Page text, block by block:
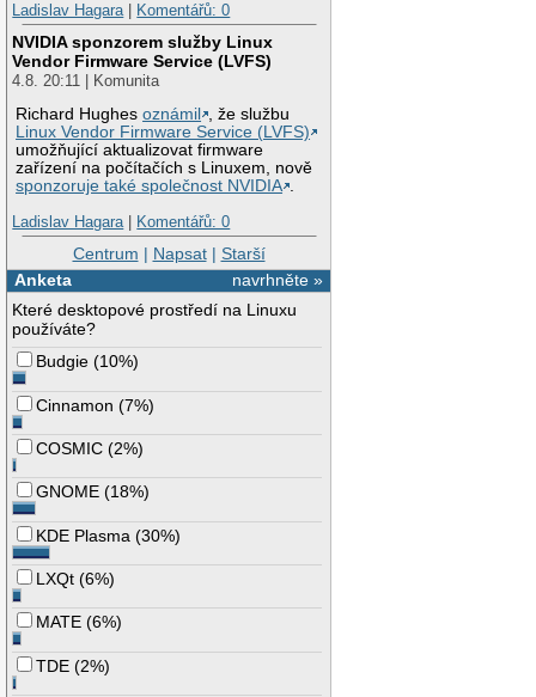
Ladislav Hagara| Komentářů: 0
NVIDIA sponzorem služby Linux
Vendor Firmware Service (LVFS)
4.8. 20:11 | Komunita
Richard Hughesoznámil
, že službu
Linux Vendor Firmware Service (LVFS)
umožňující aktualizovat firmware
zařízení na počítačích s Linuxem, nově
sponzoruje také společnost NVIDIA .
Ladislav Hagara| Komentářů: 0
Centrum | Napsat| Starší
navrhněte »
Anketa
Které desktopové prostředí na Linuxu
používáte?
Budgie (10%)
Cinnamon (7%)
COSMIC (2%)
GNOME (18%)
KDE Plasma (30%)
LXQt (6%)
MATE (6%)
TDE (2%)